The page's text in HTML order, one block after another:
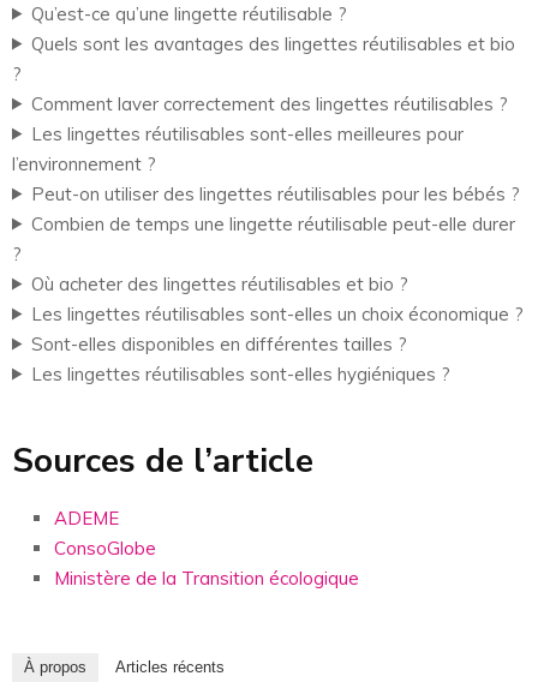
Qu’est-ce qu’une lingette réutilisable ?
Quels sont les avantages des lingettes réutilisables et bio
?
Comment laver correctement des lingettes réutilisables ?
Les lingettes réutilisables sont-elles meilleures pour
l’environnement ?
Peut-on utiliser des lingettes réutilisables pour les bébés ?
Combien de temps une lingette réutilisable peut-elle durer
?
Où acheter des lingettes réutilisables et bio ?
Les lingettes réutilisables sont-elles un choix économique ?
Sont-elles disponibles en différentes tailles ?
Les lingettes réutilisables sont-elles hygiéniques ?
Sources de l’article
ADEME
ConsoGlobe
Ministère de la Transition écologique
À propos Articles récents